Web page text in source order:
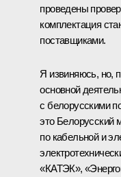
проведены
комплектация
поставщиками.
Я извиняюсь, но,
основной
с белорусскими
это Белорусский
по кабельной и
«КАТЭК»,